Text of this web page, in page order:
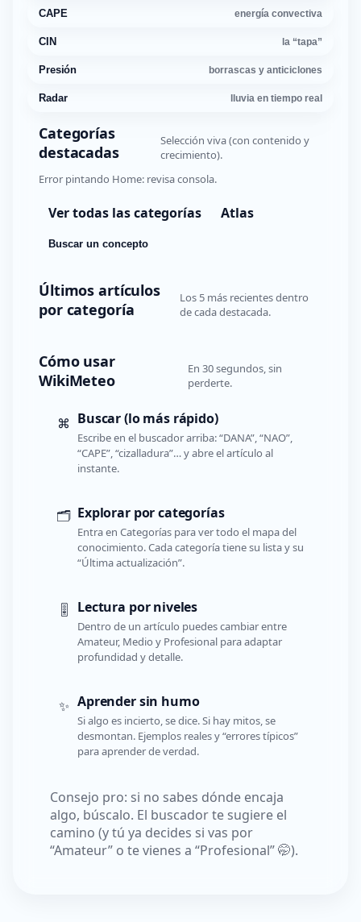
CAPE energía convectiva
CIN la “tapa”
Presión borrascas y anticiclones
Radar lluvia en tiempo real
Categorías
destacadas
Selección viva (con contenido y
crecimiento).
Error pintando Home: revisa consola.
Ver todas las categorías Atlas
Buscar un concepto
Últimos artículos
por categoría
Los 5 más recientes dentro
de cada destacada.
Cómo usar
WikiMeteo
En 30 segundos, sin
perderte.
⌘ Buscar (lo más rápido)
Escribe en el buscador arriba: “DANA”, “NAO”,
“CAPE”, “cizalladura”… y abre el artículo al
instante.
🗂️ Explorar por categorías
Entra en Categorías para ver todo el mapa del
conocimiento. Cada categoría tiene su lista y su
“Última actualización”.
🎚️ Lectura por niveles
Dentro de un artículo puedes cambiar entre
Amateur, Medio y Profesional para adaptar
profundidad y detalle.
✨ Aprender sin humo
Si algo es incierto, se dice. Si hay mitos, se
desmontan. Ejemplos reales y “errores típicos”
para aprender de verdad.
Consejo pro: si no sabes dónde encaja
algo, búscalo. El buscador te sugiere el
camino (y tú ya decides si vas por
“Amateur” o te vienes a “Profesional” 🤭).